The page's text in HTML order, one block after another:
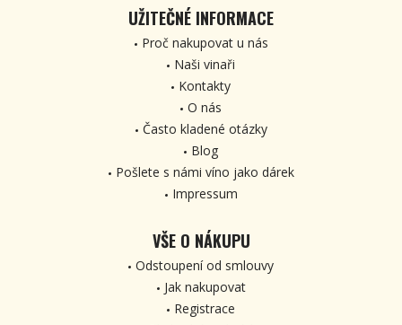
UŽITEČNÉ INFORMACE
Proč nakupovat u nás
Naši vinaři
Kontakty
O nás
Často kladené otázky
Blog
Pošlete s námi víno jako dárek
Impressum
VŠE O NÁKUPU
Odstoupení od smlouvy
Jak nakupovat
Registrace